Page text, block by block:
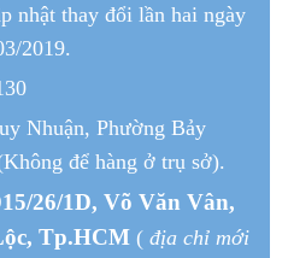
nhật thay đổi lần hai ngày
2019.
Nhuận, Phường Bảy
để hàng ở trụ sở).
26/1D, Võ Văn Vân,
Tp.HCM ( địa chỉ mới